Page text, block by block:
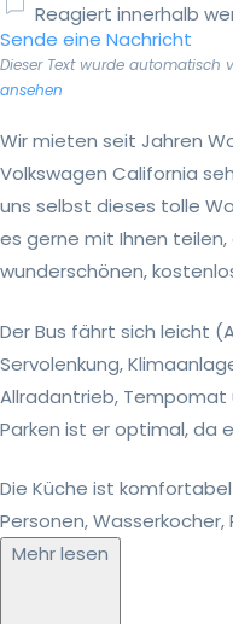
Reagiert innerhalb
Sende eine Nachricht
Dieser Text wurde automatisch
ansehen
Wir mieten seit Jahren
Volkswagen California
uns selbst dieses tolle
es gerne mit Ihnen
wunderschönen,
Der Bus fährt sich leicht
Servolenkung,
Allradantrieb,
Parken ist er optimal, da
Die Küche ist
Personen, Wasserkocher,
Mehr lesen